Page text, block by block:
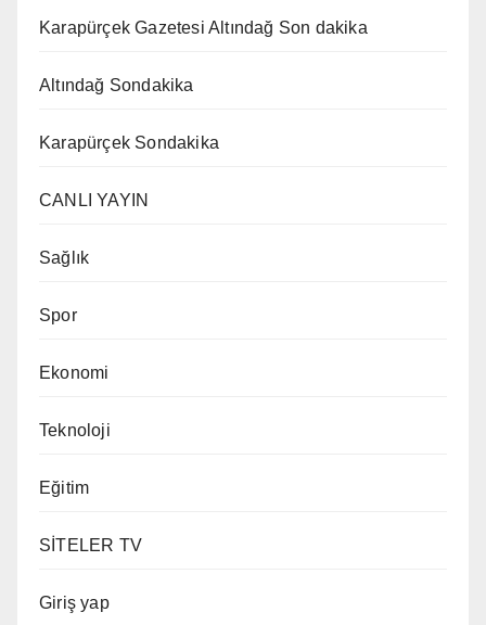
Karapürçek Gazetesi Altındağ Son dakika
Altındağ Sondakika
Karapürçek Sondakika
CANLI YAYIN
Sağlık
Spor
Ekonomi
Teknoloji
Eğitim
SİTELER TV
Giriş yap